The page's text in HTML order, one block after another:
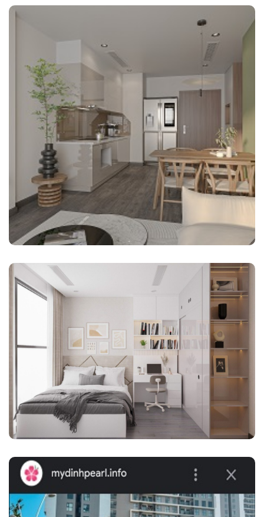
THIẾT KẾ 1 NGỦ 43MV THE ZEN R103
THIẾT KẾ CĂN HỘ 1 NGỦ 43M2